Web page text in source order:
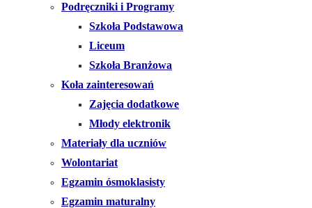
Podręczniki i Programy
Szkoła Podstawowa
Liceum
Szkoła Branżowa
Koła zainteresowań
Zajęcia dodatkowe
Młody elektronik
Materiały dla uczniów
Wolontariat
Egzamin ósmoklasisty
Egzamin maturalny